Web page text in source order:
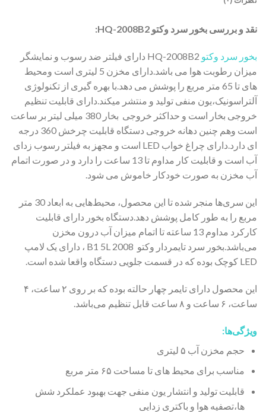
نقد و بررسی بخور سرد وکتو HQ-2008B2:
بخور سرد وکتو
HQ-2008B2 دارای فیلتر ضد رسوب و نمایشگر
میزان رطوبت هوا می باشد.دارای مخزن 5 لیتری است ومحیط
های تا 65 متر مربع را پوشش می دهد.با بهره گیری از تکنولوژی
آلتراسونیک،یون منفی تولید و منتشر میکند.دارای قابلیت تنظیم
خروجی بخار است و حداکثر خروجی بخار 380 میلی لیتر بر ساعت
است وهم چنین دهانه خروجی دستگاه قابلیت چرخش 360 درجه
ای دارد.دارای چراغ خواب LED است و مجهز به فیلتر رسوب زدای
آب است و قابلیت کار مداوم تا 13 ساعت را دارد و در صورت اتمام
آب مخزن به صورت خودکار خاموش می شود.
این سری‌ها منجر شده تا این محصول، محیط‌هایی به ابعاد 30 متر
مربع را به طور کامل پوشش دهد.دستگاه بخور دارای قابلیت
کارکرد مداوم 13 ساعته تا اتمام میزان آب درون مخزن
می‌باشد.بخور سرد تایمردار وکتو 2008 B1 5L ، دارای یک لامپ
LED کوچک بوده که در قسمت جلویی دستگاه واقعا شده است.
این محصول دارای تایمر چهار حالته بوده که بر روی ۲ ساعت، ۴
ساعت، ۶ ساعت و ۸ ساعت قابل تنظیم می‌باشد.
ویژگی‌ها:
حجم مخزن آب ۵ لیتری
مناسب برای محیط های تا مساحت ۶۵ متر مربع
قابلیت تولید و انتشار یون منفی جهت بهبود عملکرد شش
ها،تصفیه هوا و باکتری زدایی